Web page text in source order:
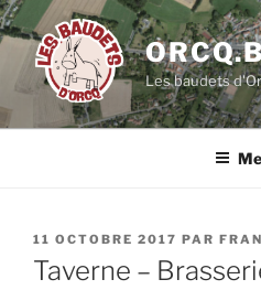
Aller
au
contenu
principal
Les baudets
PUBLIÉ
LE
11 OCTOBRE 2017 PAR
Taverne –